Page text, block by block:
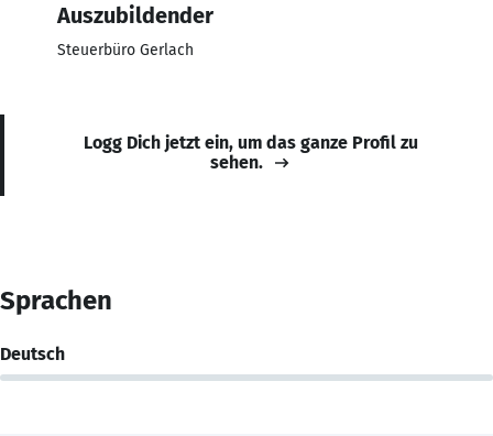
Auszubildender
Steuerbüro Gerlach
Logg Dich jetzt ein, um das ganze Profil zu
sehen.
Sprachen
Deutsch